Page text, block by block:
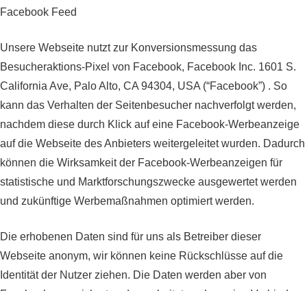
Facebook Feed
Unsere Webseite nutzt zur Konversionsmessung das
Besucheraktions-Pixel von Facebook, Facebook Inc. 1601 S.
California Ave, Palo Alto, CA 94304, USA (“Facebook”) . So
kann das Verhalten der Seitenbesucher nachverfolgt werden,
nachdem diese durch Klick auf eine Facebook-Werbeanzeige
auf die Webseite des Anbieters weitergeleitet wurden. Dadurch
können die Wirksamkeit der Facebook-Werbeanzeigen für
statistische und Marktforschungszwecke ausgewertet werden
und zukünftige Werbemaßnahmen optimiert werden.
Die erhobenen Daten sind für uns als Betreiber dieser
Webseite anonym, wir können keine Rückschlüsse auf die
Identität der Nutzer ziehen. Die Daten werden aber von